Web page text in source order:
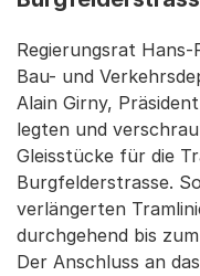
Regierungsrat
Bau- und
Alain Girny,
legten und
Gleisstücke für die
Burgfelderstrasse.
verlängerten
durchgehend bis
Der Anschluss an